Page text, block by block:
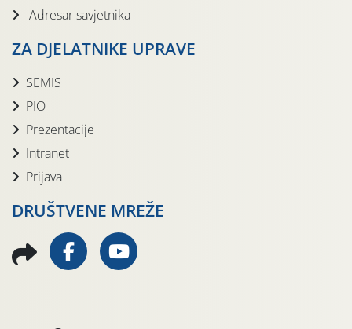
Adresar savjetnika
ZA DJELATNIKE UPRAVE
SEMIS
PIO
Prezentacije
Intranet
Prijava
DRUŠTVENE MREŽE